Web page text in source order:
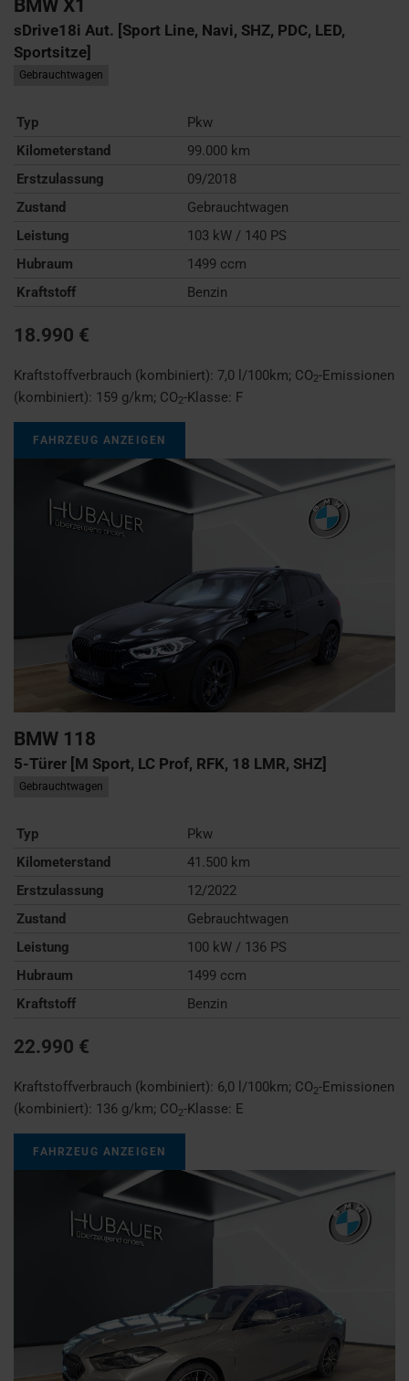
BMW X1
sDrive18i Aut. [Sport Line, Navi, SHZ, PDC, LED,
Sportsitze]
Gebrauchtwagen
Typ
Pkw
Kilometerstand
99.000 km
Erstzulassung
09/2018
Zustand
Gebrauchtwagen
Leistung
103 kW / 140 PS
Hubraum
1499 ccm
Kraftstoff
Benzin
18.990 €
Kraftstoffverbrauch (kombiniert): 7,0 l/100km; CO2-Emissionen
(kombiniert): 159 g/km; CO2-Klasse: F
FAHRZEUG ANZEIGEN
BMW 118
5-Türer [M Sport, LC Prof, RFK, 18 LMR, SHZ]
Gebrauchtwagen
Typ
Pkw
Kilometerstand
41.500 km
Erstzulassung
12/2022
Zustand
Gebrauchtwagen
Leistung
100 kW / 136 PS
Hubraum
1499 ccm
Kraftstoff
Benzin
22.990 €
Kraftstoffverbrauch (kombiniert): 6,0 l/100km; CO2-Emissionen
(kombiniert): 136 g/km; CO2-Klasse: E
FAHRZEUG ANZEIGEN